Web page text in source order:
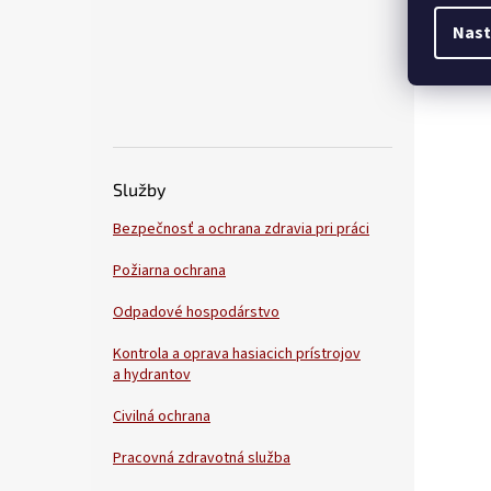
Služby
Bezpečnosť a ochrana zdravia pri práci
Požiarna ochrana
Odpadové hospodárstvo
Kontrola a oprava hasiacich prístrojov
a hydrantov
Civilná ochrana
Pracovná zdravotná služba